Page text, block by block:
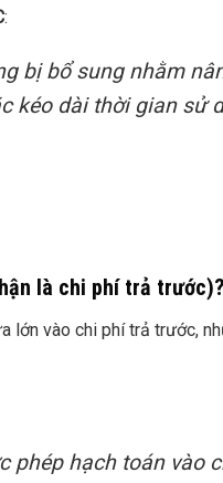
:
bị bổ sung nhằm
kéo dài thời gian sử
là chi phí trả trước)?
lớn vào chi phí trả trước,
phép hạch toán vào